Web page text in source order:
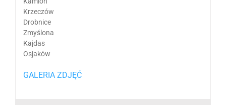
Krzeczów
Drobnice
Zmyślona
Kajdas
Osjaków
GALERIA ZDJĘĆ